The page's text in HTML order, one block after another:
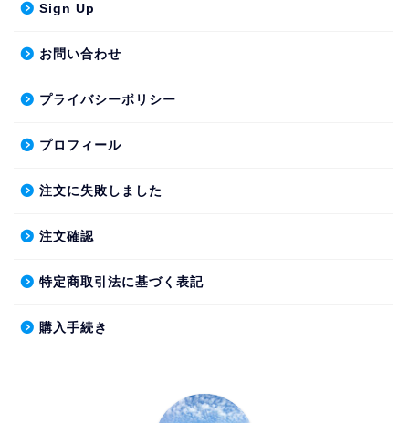
Sign Up
お問い合わせ
プライバシーポリシー
プロフィール
注文に失敗しました
注文確認
特定商取引法に基づく表記
購入手続き
キャンピングカーライフ
My Profile